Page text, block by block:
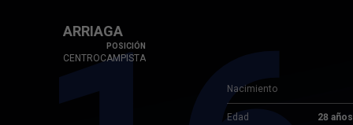
ARRIAGA
POSICIÓN
CENTROCAMPISTA
Nacimiento
Edad 28 años